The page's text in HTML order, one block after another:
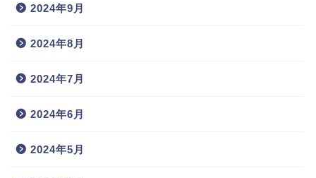
2024年9月
2024年8月
2024年7月
2024年6月
2024年5月